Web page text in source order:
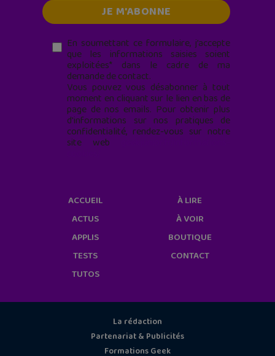
En soumettant ce formulaire, j’accepte
que les informations saisies soient
exploitées* dans le cadre de ma
demande de contact.
Vous pouvez vous désabonner à tout
moment en cliquant sur le lien en bas de
page de nos emails. Pour obtenir plus
d'informations sur nos pratiques de
confidentialité, rendez-vous sur notre
site web
ACCUEIL
ACTUS
APPLIS
TESTS
TUTOS
À LIRE
À VOIR
BOUTIQUE
CONTACT
La rédaction
Partenariat & Publicités
Formations Geek